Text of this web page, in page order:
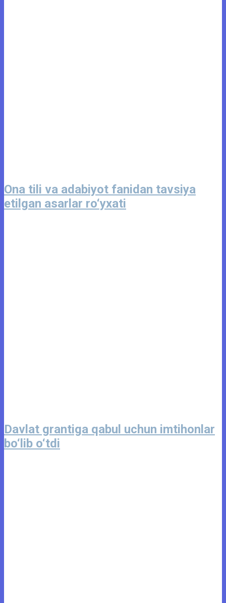
Ona tili va adabiyot fanidan tavsiya
etilgan asarlar ro‘yxati
Davlat grantiga qabul uchun imtihonlar
bo‘lib o‘tdi